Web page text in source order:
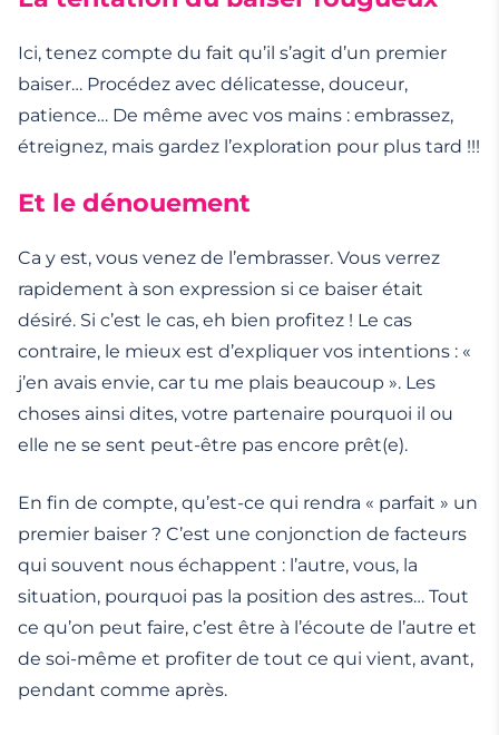
Ici, tenez compte du fait qu’il s’agit d’un premier
baiser… Procédez avec délicatesse, douceur,
patience… De même avec vos mains : embrassez,
étreignez, mais gardez l’exploration pour plus tard !!!
Et le dénouement
Ca y est, vous venez de l’embrasser. Vous verrez
rapidement à son expression si ce baiser était
désiré. Si c’est le cas, eh bien profitez ! Le cas
contraire, le mieux est d’expliquer vos intentions : «
j’en avais envie, car tu me plais beaucoup ». Les
choses ainsi dites, votre partenaire pourquoi il ou
elle ne se sent peut-être pas encore prêt(e).
En fin de compte, qu’est-ce qui rendra « parfait » un
premier baiser ? C’est une conjonction de facteurs
qui souvent nous échappent : l’autre, vous, la
situation, pourquoi pas la position des astres… Tout
ce qu’on peut faire, c’est être à l’écoute de l’autre et
de soi-même et profiter de tout ce qui vient, avant,
pendant comme après.